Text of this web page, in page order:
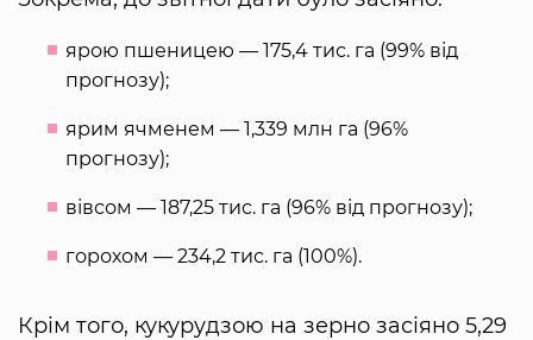
ярою пшеницею — 175,4 тис. га (99% від
прогнозу);
ярим ячменем — 1,339 млн га (96%
прогнозу);
вівсом — 187,25 тис. га (96% від прогнозу);
горохом — 234,2 тис. га (100%).
Крім того, кукурудзою на зерно засіяно 5,29